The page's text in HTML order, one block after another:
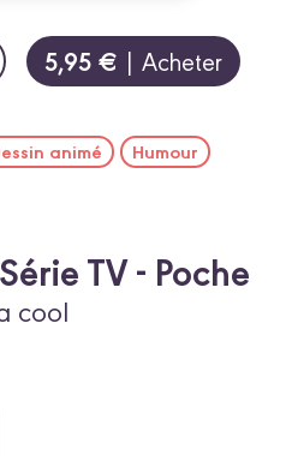
5,95 € | Acheter
animé
Humour
TV - Poche
cool